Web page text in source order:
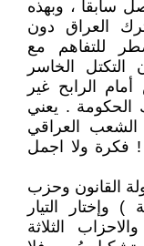
سابقاً ، وبهذه
العراق دون
للتفاهم مع
الخاسر
الرابح غير
الحكومة . يعني
العراقي
! فكرة ولا اجمل
القانون وحزب
وإختار التيار
الثلاثة